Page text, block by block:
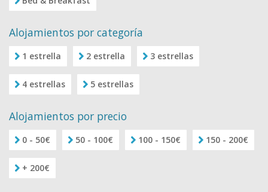
Alojamientos por categoría
1 estrella 2 estrella 3 estrellas
4 estrellas 5 estrellas
Alojamientos por precio
0 - 50€ 50 - 100€ 100 - 150€ 150 - 200€
+ 200€